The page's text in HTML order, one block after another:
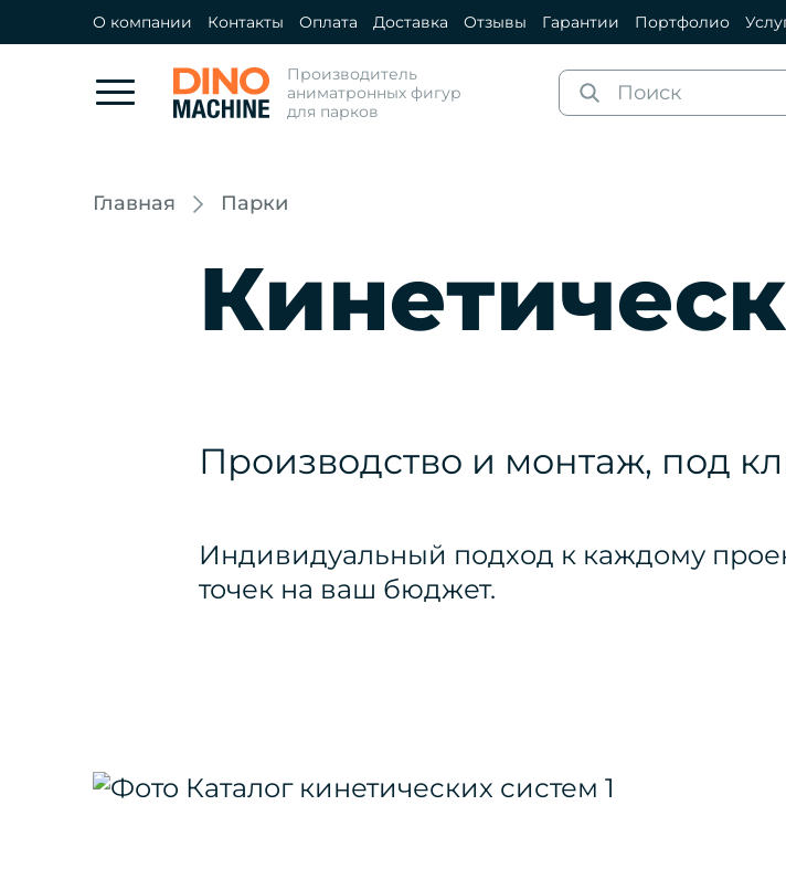
О компании Контакты Оплата Доставка Отзывы Гарантии Портфолио
Производитель
аниматронных фигур
для парков
Главная Парки
Производство и монтаж, под
Индивидуальный подход к каждому
точек на ваш бюджет.